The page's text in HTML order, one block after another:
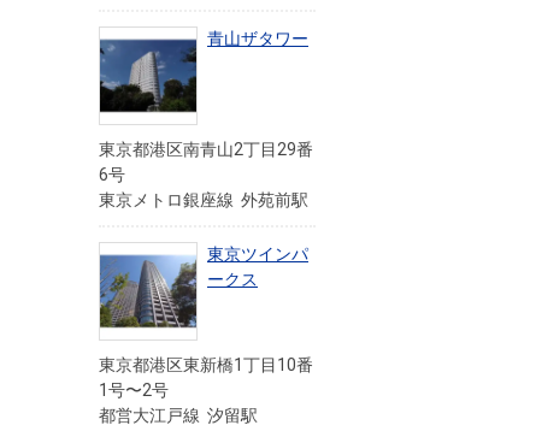
青山ザタワー
東京都港区南青山2丁目29番
6号
東京メトロ銀座線 外苑前駅
東京ツインパ
ークス
東京都港区東新橋1丁目10番
1号〜2号
都営大江戸線 汐留駅